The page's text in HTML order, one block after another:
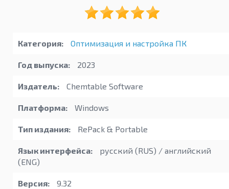
Категория: Оптимизация и настройка ПК
Год выпуска: 2023
Издатель: Chemtable Software
Платформа: Windows
Тип издания: RePack & Portable
Язык интерфейса:
русский (RUS) / английский
(ENG)
Версия: 9.32